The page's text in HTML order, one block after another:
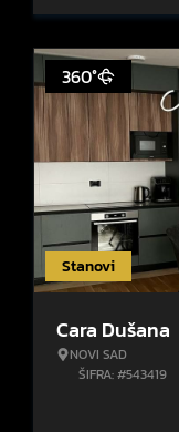
Stanovi
360°
Cara Dušana
NOVI SAD
ŠIFRA: #543419